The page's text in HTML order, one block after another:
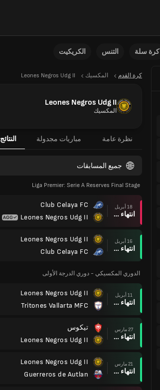
كرة سلة التنس الكريكيت
كرة القدم المكسيك Leones Negros Udg II
Leones Negros Udg II
المكسيك
نظرة عامة مباريات مجدولة النتائج
جميع المسابقات
Liga Premier: Serie A Reserves Final Stage
18 أبريل
انتهاء وقت المباراة
Club Celaya FC
Leones Negros Udg II
16 أبريل
انتهاء وقت المباراة
Leones Negros Udg II
Club Celaya FC
الدوري المكسيكي - دوري الدرجة الأولى
11 أبريل
انتهاء وقت المباراة
Leones Negros Udg II
Tritones Vallarta MFC
27 مارس
انتهاء وقت المباراة
تيكوس
Leones Negros Udg II
21 مارس
انتهاء وقت المباراة
Leones Negros Udg II
Guerreros de Autlan